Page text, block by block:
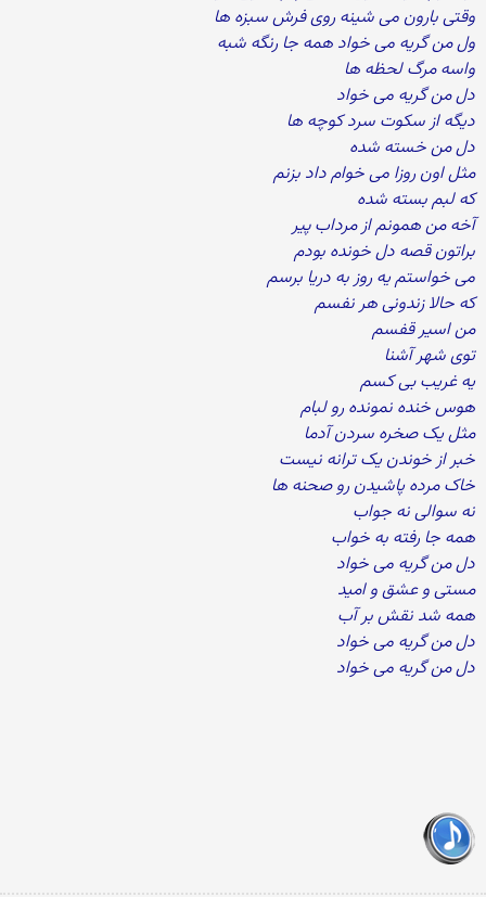
وقتی بارون می شینه روی فرش سبزه ها
ول من گریه می خواد همه جا رنگه شبه
واسه مرگ لحظه ها
دل من گریه می خواد
دیگه از سکوت سرد کوچه ها
دل من خسته شده
مثل اون روزا می خوام داد بزنم
که لبم بسته شده
آخه من همونم از مرداب پیر
براتون قصه دل خونده بودم
می خواستم یه روز به دریا برسم
که حالا زندونی هر نفسم
من اسیر قفسم
توی شهر آشنا
یه غریب بی کسم
هوس خنده نمونده رو لبام
مثل یک صخره سردن آدما
خبر از خوندن یک ترانه نیست
خاک مرده پاشیدن رو صحنه ها
نه سوالی نه جواب
همه جا رفته به خواب
دل من گریه می خواد
مستی و عشق و امید
همه شد نقش بر آب
دل من گریه می خواد
دل من گریه می خواد